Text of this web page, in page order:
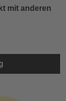
mit anderen